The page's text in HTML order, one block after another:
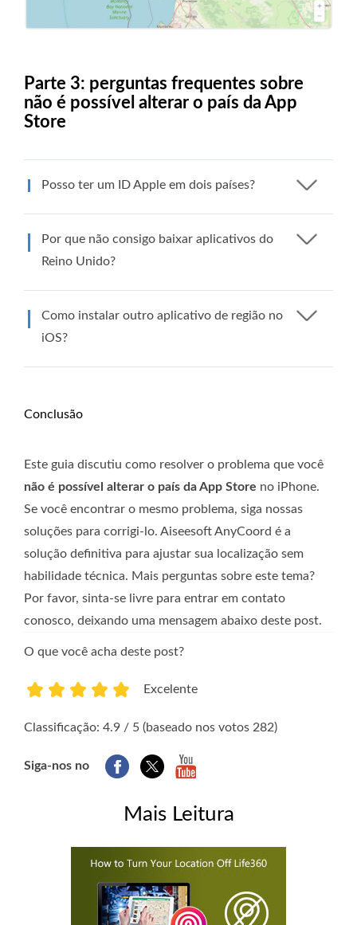
Parte 3: perguntas frequentes sobre
não é possível alterar o país da App
Store
Posso ter um ID Apple em dois países?
Por que não consigo baixar aplicativos do
Reino Unido?
Como instalar outro aplicativo de região no
iOS?
Conclusão
Este guia discutiu como resolver o problema que você
não é possível alterar o país da App Store no iPhone.
Se você encontrar o mesmo problema, siga nossas
soluções para corrigi-lo. Aiseesoft AnyCoord é a
solução definitiva para ajustar sua localização sem
habilidade técnica. Mais perguntas sobre este tema?
Por favor, sinta-se livre para entrar em contato
conosco, deixando uma mensagem abaixo deste post.
O que você acha deste post?
Excelente
Classificação: 4.9 / 5 (baseado nos votos 282)
Siga-nos no
Mais Leitura